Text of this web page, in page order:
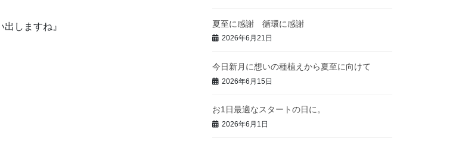
出しますね』 夏至に感謝 循環に感謝
2026年6月21日
今日新月に想いの種植えから夏至に向けて
2026年6月15日
お1日最適なスタートの日に。
2026年6月1日